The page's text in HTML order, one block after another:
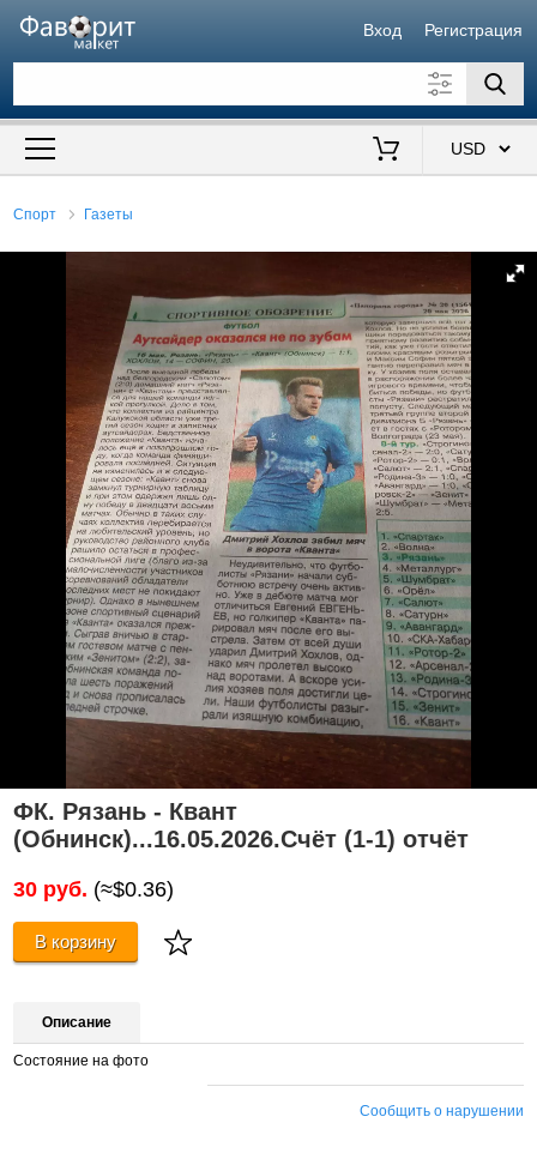
Вход Регистрация
Искать также в описании
Спорт Газеты
ФК. Рязань - Квант
(Обнинск)...16.05.2026.Счёт (1-1) отчёт
30 руб. (≈$0.36)
В корзину
Описание
Состояние на фото
Сообщить о нарушении